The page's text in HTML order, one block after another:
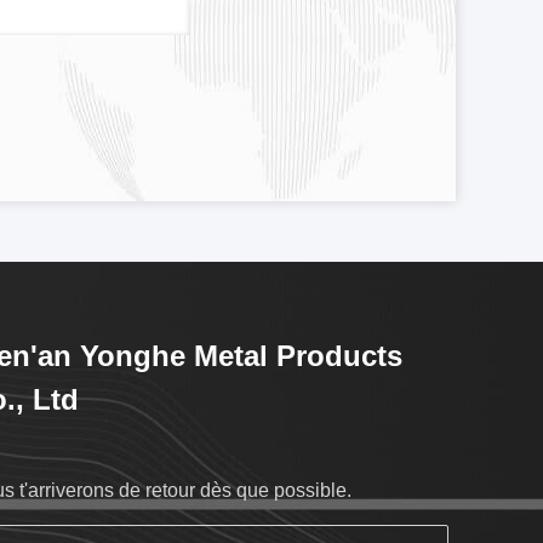
Yonghe Metal Products
Ltd
t'arriverons de retour dès que possible.